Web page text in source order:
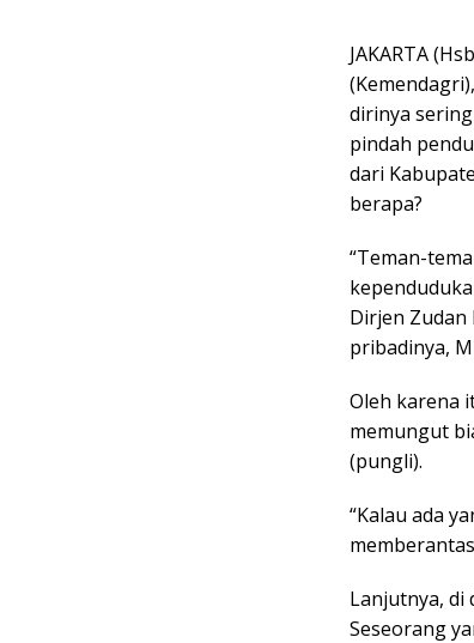
JAKARTA
dirinya
pindah
dari
berapa?
“Teman-
Dirjen
pribadinya,
Oleh karena
memungut
(pungli).
“Kalau ada
Lanjutnya, di
Seseorang